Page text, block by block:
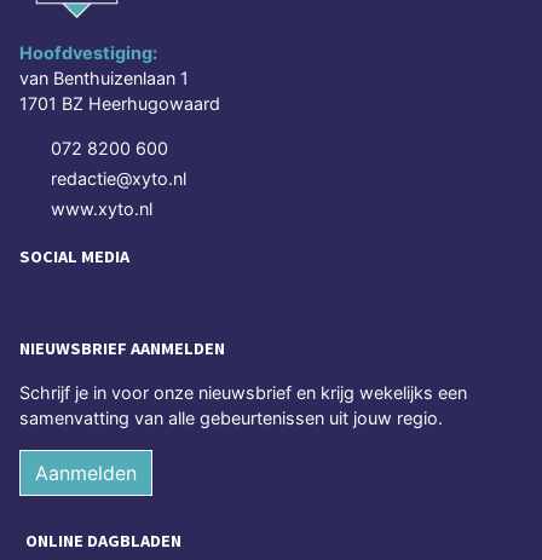
Hoofdvestiging:
van Benthuizenlaan 1
1701 BZ Heerhugowaard
072 8200 600
redactie@xyto.nl
www.xyto.nl
SOCIAL MEDIA
NIEUWSBRIEF AANMELDEN
Schrijf je in voor onze nieuwsbrief en krijg wekelijks een
samenvatting van alle gebeurtenissen uit jouw regio.
Aanmelden
ONLINE DAGBLADEN